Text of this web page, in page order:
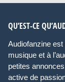
QU’EST-CE
Audiofanzine
musique et à
petites
active de